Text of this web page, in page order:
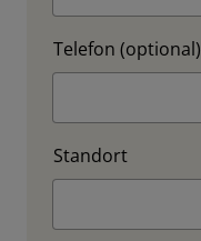
Telefon (optional)
Standort